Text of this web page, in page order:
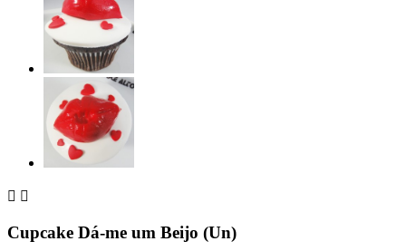
 
Cupcake Dá-me um Beijo (Un)